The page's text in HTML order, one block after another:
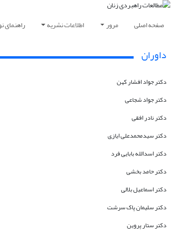
صفحه اصلی مرور اطلاعات نشریه راهنمای
داوران
دکتر جواد افشار کهن
دکتر جواد شجاعی
دکتر نادر افقی
دکتر سیدمحمدعلی ایازی
دکتر اسدالله بابایی فرد
دکتر حامد بخشی
دکتر اسماعیل بلالی
دکتر سلیمان پاک سرشت
دکتر ستار پروین